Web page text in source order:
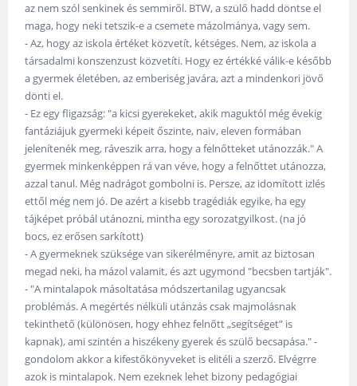
az nem szól senkinek és semmiről. BTW, a szülő hadd döntse el
maga, hogy neki tetszik-e a csemete mázolmánya, vagy sem.
- Az, hogy az iskola értéket közvetít, kétséges. Nem, az iskola a
társadalmi konszenzust közvetíti. Hogy ez értékké válik-e később
a gyermek életében, az emberiség javára, azt a mindenkori jövő
dönti el.
- Ez egy fligazság: "a kicsi gyerekeket, akik maguktól még évekig
fantáziájuk gyermeki képeit őszinte, naiv, eleven formában
jelenítenék meg, ráveszik arra, hogy a felnőtteket utánozzák." A
gyermek minkenképpen rá van véve, hogy a felnőttet utánozza,
azzal tanul. Még nadrágot gombolni is. Persze, az idomított izlés
ettől még nem jó. De azért a kisebb tragédiák egyike, ha egy
tájképet próbál utánozni, mintha egy sorozatgyilkost. (na jó
bocs, ez erősen sarkított)
- A gyermeknek szüksége van sikerélményre, amit az biztosan
megad neki, ha mázol valamit, és azt ugymond "becsben tartják".
- "A mintalapok másoltatása módszertanilag ugyancsak
problémás. A megértés nélküli utánzás csak majmolásnak
tekinthető (különösen, hogy ehhez felnőtt „segítséget” is
kapnak), ami szintén a hiszékeny gyerek és szülő becsapása." -
gondolom akkor a kifestőkönyveket is elitéli a szerző. Elvégrre
azok is mintalapok. Nem ezeknek lehet bizony pedagógiai